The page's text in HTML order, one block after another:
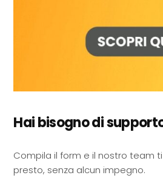
Hai bisogno di
Compila il form e il nostro team
presto, senza alcun impegno.